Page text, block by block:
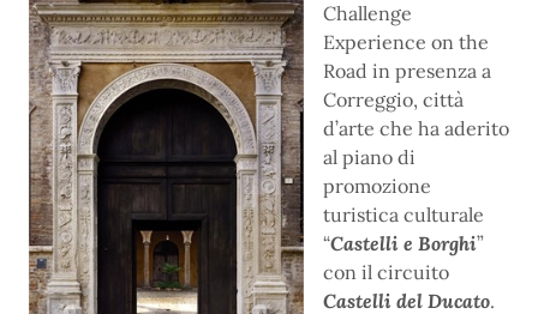
Challenge
Experience on the
Road in presenza a
Correggio, città
d’arte che ha aderito
al piano di
promozione
turistica culturale
“Castelli e Borghi”
con il circuito
Castelli del Ducato.